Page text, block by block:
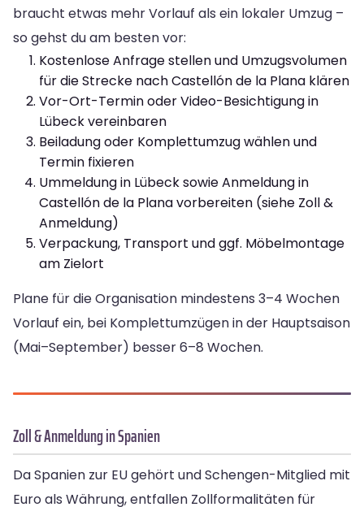
braucht etwas mehr Vorlauf als ein lokaler Umzug –
so gehst du am besten vor:
Kostenlose Anfrage stellen und Umzugsvolumen
für die Strecke nach Castellón de la Plana klären
Vor-Ort-Termin oder Video-Besichtigung in
Lübeck vereinbaren
Beiladung oder Komplettumzug wählen und
Termin fixieren
Ummeldung in Lübeck sowie Anmeldung in
Castellón de la Plana vorbereiten (siehe Zoll &
Anmeldung)
Verpackung, Transport und ggf. Möbelmontage
am Zielort
Plane für die Organisation mindestens 3–4 Wochen
Vorlauf ein, bei Komplettumzügen in der Hauptsaison
(Mai–September) besser 6–8 Wochen.
Zoll & Anmeldung in Spanien
Da Spanien zur EU gehört und Schengen-Mitglied mit
Euro als Währung, entfallen Zollformalitäten für